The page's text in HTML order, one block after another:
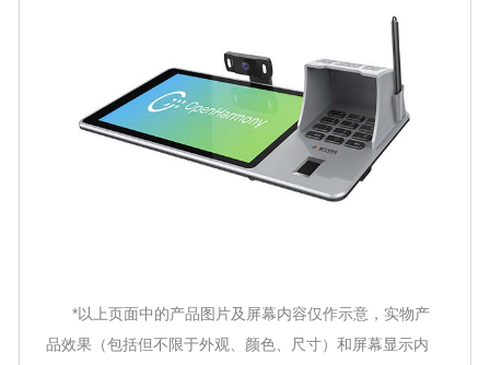
*以上页面中的产品图片及屏幕内容仅作示意，实物产
品效果（包括但不限于外观、颜色、尺寸）和屏幕显示内